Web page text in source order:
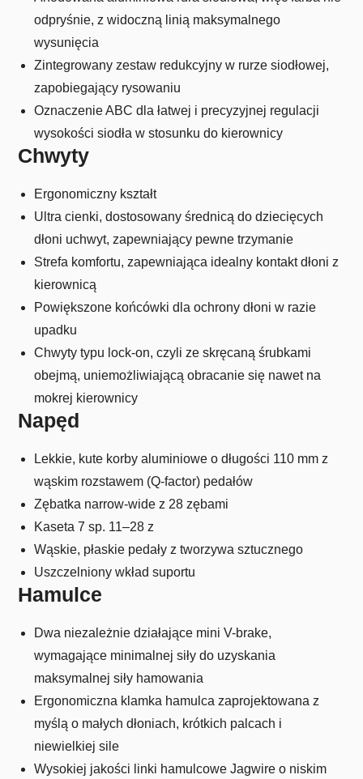
odpryśnie, z widoczną linią maksymalnego
wysunięcia
Zintegrowany zestaw redukcyjny w rurze siodłowej,
zapobiegający rysowaniu
Oznaczenie ABC dla łatwej i precyzyjnej regulacji
wysokości siodła w stosunku do kierownicy
Chwyty
Ergonomiczny kształt
Ultra cienki, dostosowany średnicą do dziecięcych
dłoni uchwyt, zapewniający pewne trzymanie
Strefa komfortu, zapewniająca idealny kontakt dłoni z
kierownicą
Powiększone końcówki dla ochrony dłoni w razie
upadku
Chwyty typu lock-on, czyli ze skręcaną śrubkami
obejmą, uniemożliwiającą obracanie się nawet na
mokrej kierownicy
Napęd
Lekkie, kute korby aluminiowe o długości 110 mm z
wąskim rozstawem (Q-factor) pedałów
Zębatka narrow-wide z 28 zębami
Kaseta 7 sp. 11–28 z
Wąskie, płaskie pedały z tworzywa sztucznego
Uszczelniony wkład suportu
Hamulce
Dwa niezależnie działające mini V-brake,
wymagające minimalnej siły do uzyskania
maksymalnej siły hamowania
Ergonomiczna klamka hamulca zaprojektowana z
myślą o małych dłoniach, krótkich palcach i
niewielkiej sile
Wysokiej jakości linki hamulcowe Jagwire o niskim